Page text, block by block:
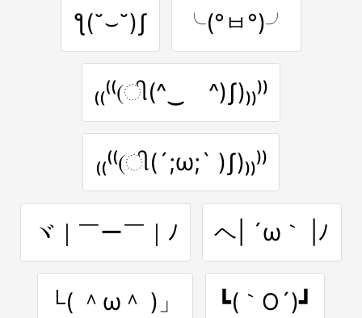
ƪ(˘⌣˘)ʃ ╰(°ㅂ°)╯
₍₍⁽⁽(ી(^‿ゝ^)ʃ)₎₎⁾⁾
₍₍⁽⁽(ી(´;ω;` )ʃ)₎₎⁾⁾
ヾ｜￣ー￣｜ﾉ ヘ| ´ω｀ |ﾉ
└( ＾ω＾ )」 ┗(｀O´)┛